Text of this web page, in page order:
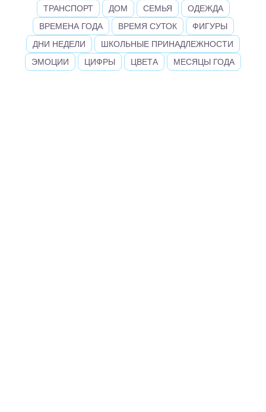
ТРАНСПОРТ
ДОМ СЕМЬЯ
ОДЕЖДА
ВРЕМЕНА ГОДА
ВРЕМЯ СУТОК
ФИГУРЫ
ДНИ НЕДЕЛИ
ШКОЛЬНЫЕ ПРИНАДЛЕЖНОСТИ
ЭМОЦИИ
ЦИФРЫ ЦВЕТА МЕСЯЦЫ ГОДА